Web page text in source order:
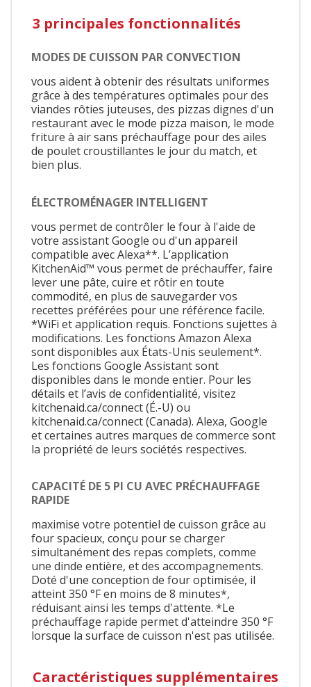
3 principales fonctionnalités
MODES DE CUISSON PAR CONVECTION
vous aident à obtenir des résultats uniformes
grâce à des températures optimales pour des
viandes rôties juteuses, des pizzas dignes d'un
restaurant avec le mode pizza maison, le mode
friture à air sans préchauffage pour des ailes
de poulet croustillantes le jour du match, et
bien plus.
ÉLECTROMÉNAGER INTELLIGENT
vous permet de contrôler le four à l'aide de
votre assistant Google ou d'un appareil
compatible avec Alexa**. L’application
KitchenAid™ vous permet de préchauffer, faire
lever une pâte, cuire et rôtir en toute
commodité, en plus de sauvegarder vos
recettes préférées pour une référence facile.
*WiFi et application requis. Fonctions sujettes à
modifications. Les fonctions Amazon Alexa
sont disponibles aux États-Unis seulement*.
Les fonctions Google Assistant sont
disponibles dans le monde entier. Pour les
détails et l’avis de confidentialité, visitez
kitchenaid.ca/connect (É.-U) ou
kitchenaid.ca/connect (Canada). Alexa, Google
et certaines autres marques de commerce sont
la propriété de leurs sociétés respectives.
CAPACITÉ DE 5 PI CU AVEC PRÉCHAUFFAGE
RAPIDE
maximise votre potentiel de cuisson grâce au
four spacieux, conçu pour se charger
simultanément des repas complets, comme
une dinde entière, et des accompagnements.
Doté d'une conception de four optimisée, il
atteint 350 °F en moins de 8 minutes*,
réduisant ainsi les temps d'attente. *Le
préchauffage rapide permet d'atteindre 350 °F
lorsque la surface de cuisson n'est pas utilisée.
Caractéristiques supplémentaires